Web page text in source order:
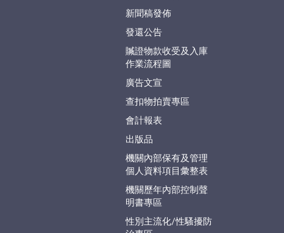
新聞稿發佈
發還公告
贓證物款收受及入庫
作業流程圖
廣告文宣
查扣物拍賣專區
會計報表
出版品
機關內部保有及管理
個人資料項目彙整表
機關歷年內部控制聲
明書專區
性別主流化/性騷擾防